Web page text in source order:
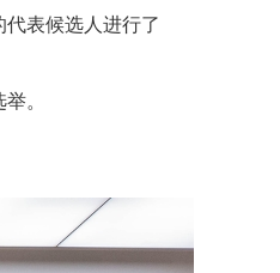
表候选人进行了
。